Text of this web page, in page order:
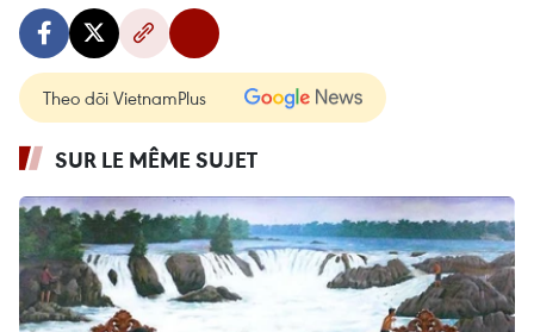
Theo dõi VietnamPlus
SUR LE MÊME SUJET